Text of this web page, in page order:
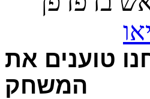
טוענים את
המשחק